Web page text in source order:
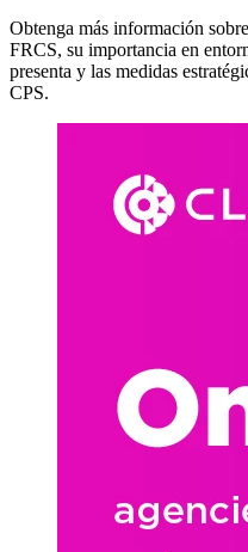
Obtenga más información
FRCS, su importancia en
presenta y las medidas
CPS.